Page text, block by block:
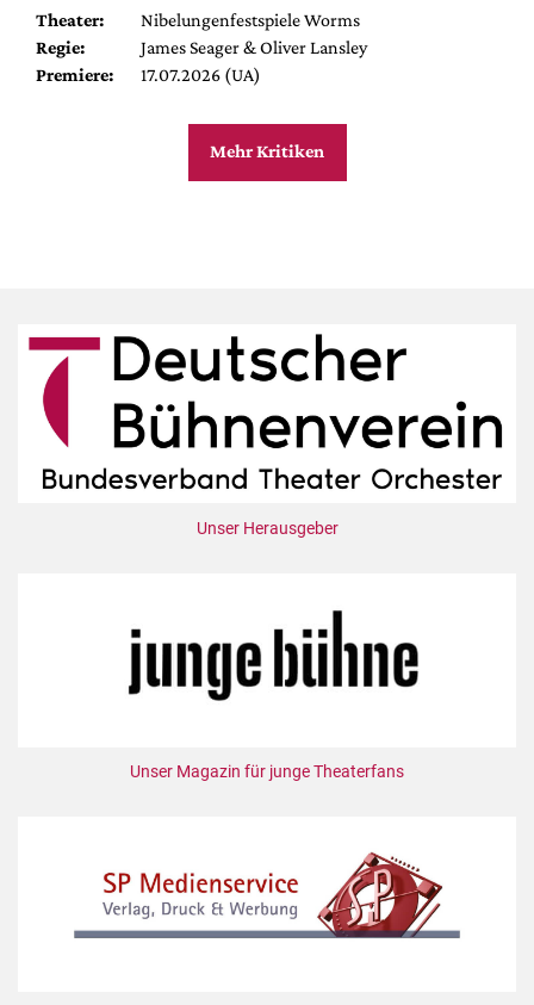
Theater:
Nibelungenfestspiele Worms
Regie:
James Seager & Oliver Lansley
Premiere:
17.07.2026 (UA)
Mehr Kritiken
Unser Herausgeber
Unser Magazin für junge Theaterfans